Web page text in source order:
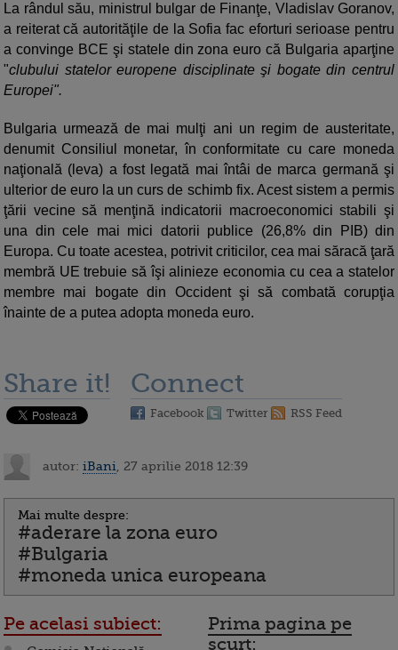
La rândul său, ministrul bulgar de Finanţe, Vladislav Goranov,
a reiterat că autorităţile de la Sofia fac eforturi serioase pentru
a convinge BCE şi statele din zona euro că Bulgaria aparţine
"clubului statelor europene disciplinate şi bogate din centrul
Europei".
Bulgaria urmează de mai mulţi ani un regim de austeritate,
denumit Consiliul monetar, în conformitate cu care moneda
naţională (leva) a fost legată mai întâi de marca germană şi
ulterior de euro la un curs de schimb fix. Acest sistem a permis
ţării vecine să menţină indicatorii macroeconomici stabili şi
una din cele mai mici datorii publice (26,8% din PIB) din
Europa. Cu toate acestea, potrivit criticilor, cea mai săracă ţară
membră UE trebuie să îşi alinieze economia cu cea a statelor
membre mai bogate din Occident şi să combată corupţia
înainte de a putea adopta moneda euro.
Share it! Connect
Facebook Twitter RSS Feed
autor: iBani , 27 aprilie 2018 12:39
Mai multe despre:
#aderare la zona euro
#Bulgaria
#moneda unica europeana
Pe acelasi subiect:
Prima pagina pe
scurt: